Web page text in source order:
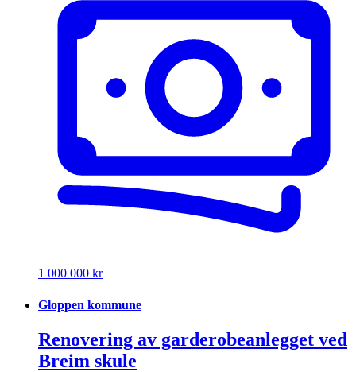
1 000 000 kr
Gloppen kommune
Renovering av garderobeanlegget ved
Breim skule